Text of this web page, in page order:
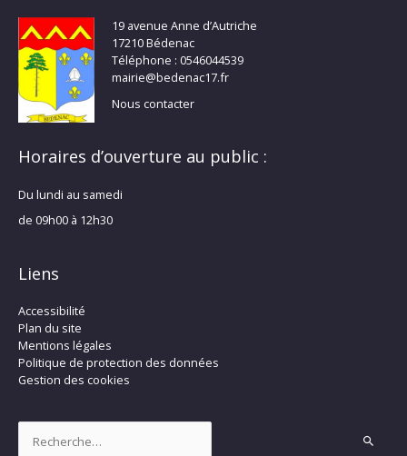
19 avenue Anne d’Autriche
17210 Bédenac
Téléphone : 0546044539
mairie@bedenac17.fr
Nous contacter
Horaires d’ouverture au public :
Du lundi au samedi
de 09h00 à 12h30
Liens
Accessibilité
Plan du site
Mentions légales
Politique de protection des données
Gestion des cookies